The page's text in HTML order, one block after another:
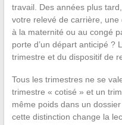
travail. Des années plus
votre relevé de carrière,
à la maternité ou au congé
porte d’un départ anticipé ?
trimestre et du dispositif de
Tous les trimestres ne se
trimestre « cotisé » et un
même poids dans un
cette distinction change la